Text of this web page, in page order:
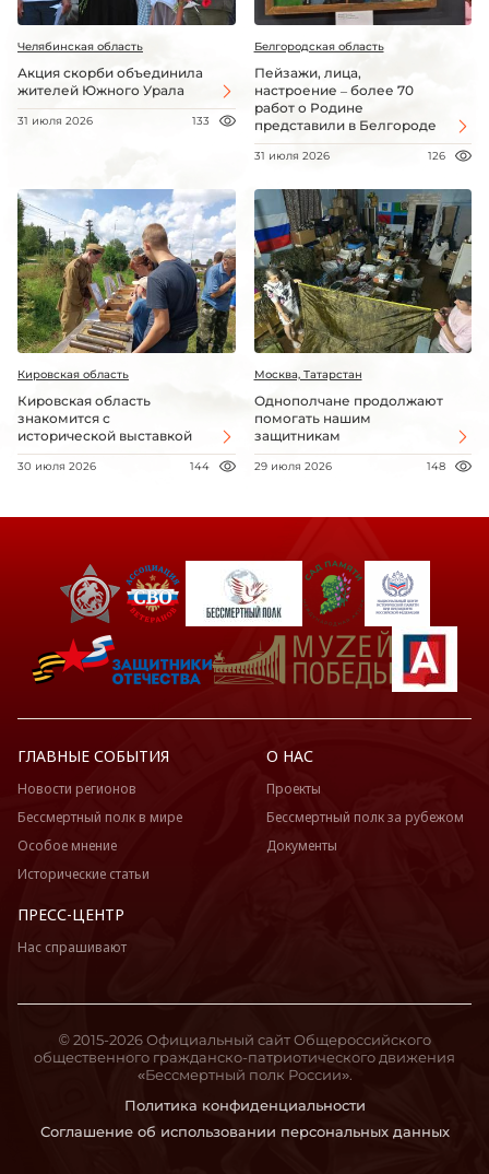
Челябинская область
Акция скорби объединила
жителей Южного Урала
31 июля 2026 133
Белгородская область
Пейзажи, лица,
настроение – более 70
работ о Родине
представили в Белгороде
31 июля 2026 126
Кировская область
Кировская область
знакомится с
исторической выставкой
30 июля 2026 144
Москва, Татарстан
Однополчане продолжают
помогать нашим
защитникам
29 июля 2026 148
ГЛАВНЫЕ СОБЫТИЯ
Новости регионов
Бессмертный полк в мире
Особое мнение
Исторические статьи
О НАС
Проекты
Бессмертный полк за рубежом
Документы
ПРЕСС-ЦЕНТР
Нас спрашивают
Политика конфиденциальности
Соглашение об использовании персональных данных
© 2015-2026 Официальный сайт Общероссийского
общественного гражданско-патриотического движения
«Бессмертный полк России».